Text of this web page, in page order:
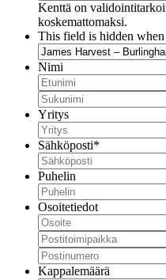
Kenttä on
koskemattomaksi.
This field is hidden
Nimi
Yritys
Sähköposti*
Puhelin
Osoitetiedot
Kappalemäärä